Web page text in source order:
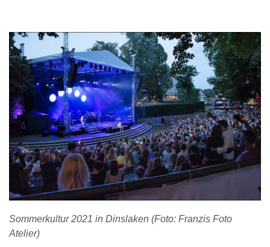
Sommerkultur 2021 in Dinslaken (Foto: Franzis Foto
Atelier)